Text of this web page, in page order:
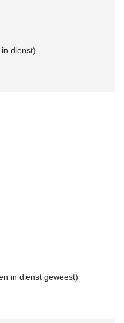
dienst)
in dienst geweest)